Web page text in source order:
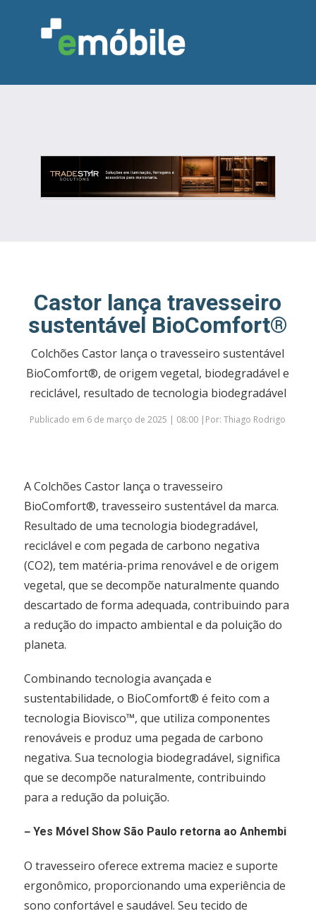
DESIGN & DECORAÇÃO
INDICADORES
FEIRAS NOTÍCIAS
Castor lança travesseiro
sustentável BioComfort®
Colchões Castor lança o travesseiro sustentável
BioComfort®, de origem vegetal, biodegradável e
reciclável, resultado de tecnologia biodegradável
Publicado em 6 de março de 2025 | 08:00 |Por: Thiago Rodrigo
A Colchões Castor lança o travesseiro
BioComfort®, travesseiro sustentável da marca.
Resultado de uma tecnologia biodegradável,
reciclável e com pegada de carbono negativa
(CO2), tem matéria-prima renovável e de origem
vegetal, que se decompõe naturalmente quando
descartado de forma adequada, contribuindo para
a redução do impacto ambiental e da poluição do
planeta.
Combinando tecnologia avançada e
sustentabilidade, o BioComfort® é feito com a
tecnologia Biovisco™, que utiliza componentes
renováveis e produz uma pegada de carbono
negativa. Sua tecnologia biodegradável, significa
que se decompõe naturalmente, contribuindo
para a redução da poluição.
–Yes Móvel Show São Paulo retorna ao Anhembi
O travesseiro oferece extrema maciez e suporte
ergonômico, proporcionando uma experiência de
sono confortável e saudável. Seu tecido de